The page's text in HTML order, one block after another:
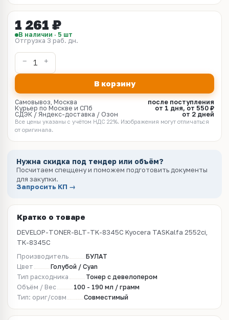
1 261 ₽
В наличии · 5 шт
Отгрузка 3 раб. дн.
В корзину
Самовывоз, Москва
после поступления
Курьер по Москве и СПб
от 1 дня, от 550 ₽
СДЭК / Яндекс-доставка / Озон
от 2 дней
Все цены указаны с учётом НДС 22%. Изображения могут отличаться
от оригинала.
Нужна скидка под тендер или объём?
Посчитаем спеццену и поможем подготовить документы
для закупки.
Запросить КП →
Кратко о товаре
DEVELOP-TONER-BLT-TK-8345C Kyocera TASKalfa 2552ci,
TK-8345C
Производитель
БУЛАТ
Цвет
Голубой / Cyan
Тип расходника
Тонер с девелопером
Объём / Вес
100 - 190 мл / грамм
Тип: ориг/совм
Совместимый